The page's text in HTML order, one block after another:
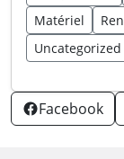
Matériel
Uncategorized
Facebook